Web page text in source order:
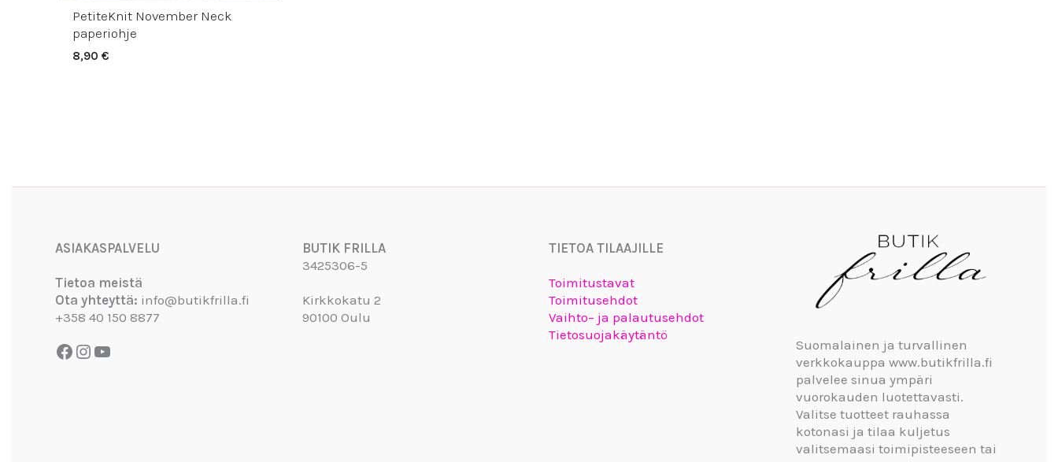
PetiteKnit November Neck
paperiohje
8,90€
ASIAKASPALVELU
Tietoa meistä
Ota yhteyttä: info@butikfrilla.fi
+358 40 150 8877
BUTIK FRILLA
3425306-5
Kirkkokatu 2
90100 Oulu
TIETOA TILAAJILLE
Toimitustavat
Toimitusehdot
Vaihto– ja palautusehdot
Tietosuojakäytäntö
Suomalainen ja turvallinen
verkkokauppa www.butikfrilla.fi
palvelee sinua ympäri
vuorokauden luotettavasti.
Valitse tuotteet rauhassa
kotonasi ja tilaa kuljetus
valitsemaasi toimipisteeseen tai